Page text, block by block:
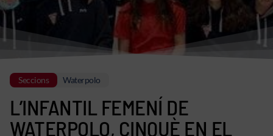
Seccions Waterpolo
L’INFANTIL FEMENÍ DE
WATERPOLO, CINQUÈ EN EL